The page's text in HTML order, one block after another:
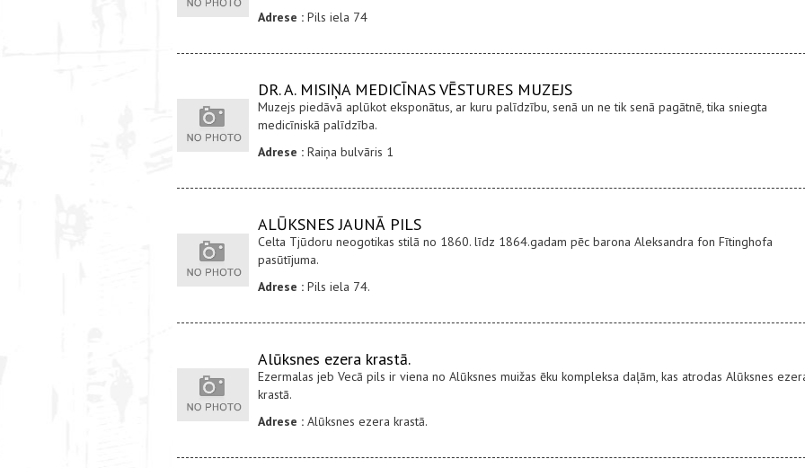
Adrese : Pils iela 74
DR. A. MISIŅA MEDICĪNAS VĒSTURES MUZEJS
Muzejs piedāvā aplūkot eksponātus, ar kuru palīdzību, senā un ne tik senā pagātnē, tika sniegta
medicīniskā palīdzība.
Adrese : Raiņa bulvāris 1
ALŪKSNES JAUNĀ PILS
Celta Tjūdoru neogotikas stilā no 1860. līdz 1864.gadam pēc barona Aleksandra fon Fītinghofa
pasūtījuma.
Adrese : Pils iela 74.
Alūksnes ezera krastā.
Ezermalas jeb Vecā pils ir viena no Alūksnes muižas ēku kompleksa daļām, kas atrodas Alūksnes
krastā.
Adrese : Alūksnes ezera krastā.